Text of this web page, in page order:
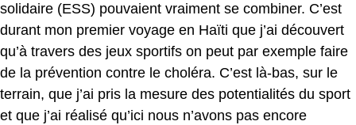
solidaire (ESS) pouvaient vraiment se combiner. C’est
durant mon premier voyage en Haïti que j’ai découvert
qu’à travers des jeux sportifs on peut par exemple faire
de la prévention contre le choléra. C’est là-bas, sur le
terrain, que j’ai pris la mesure des potentialités du sport
et que j’ai réalisé qu’ici nous n’avons pas encore